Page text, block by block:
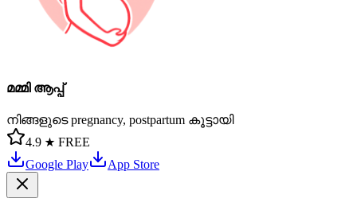
മമ്മി ആപ്പ്
നിങ്ങളുടെ pregnancy, postpartum കൂട്ടായി
4.9 ★ FREE
Google Play
App Store